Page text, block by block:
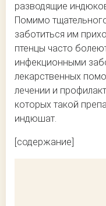
разводящие
Помимо
заботиться им
птенцы часто
инфекционными
лекарственных
лечении и
которых такой
индюшат.
[содержание]